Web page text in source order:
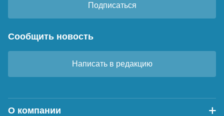
Подписаться
Сообщить новость
Написать в редакцию
О компании